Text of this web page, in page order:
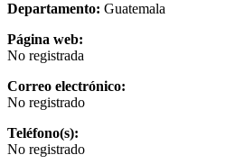
Departamento: Guatemala
Página web:
No registrada
Correo electrónico:
No registrado
Teléfono(s):
No registrado